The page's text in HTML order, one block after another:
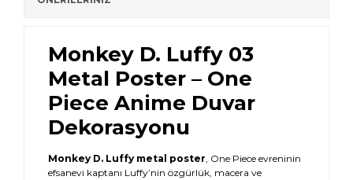
Monkey D. Luffy 03
Metal Poster – One
Piece Anime Duvar
Dekorasyonu
Monkey D. Luffy metal poster, One Piece evreninin
efsanevi kaptanı Luffy’nin özgürlük, macera ve